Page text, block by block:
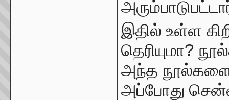
இதில் உள்ள
தெரியுமா?
அந்த
அப்போது